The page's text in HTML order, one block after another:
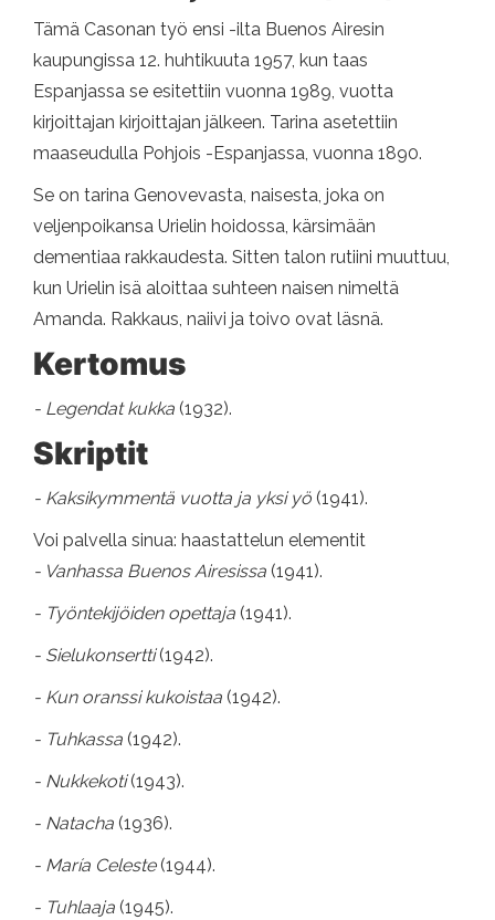
Tämä Casonan työ ensi -ilta Buenos Airesin
kaupungissa 12. huhtikuuta 1957, kun taas
Espanjassa se esitettiin vuonna 1989, vuotta
kirjoittajan kirjoittajan jälkeen. Tarina asetettiin
maaseudulla Pohjois -Espanjassa, vuonna 1890.
Se on tarina Genovevasta, naisesta, joka on
veljenpoikansa Urielin hoidossa, kärsimään
dementiaa rakkaudesta. Sitten talon rutiini muuttuu,
kun Urielin isä aloittaa suhteen naisen nimeltä
Amanda. Rakkaus, naiivi ja toivo ovat läsnä.
Kertomus
- Legendat kukka (1932).
Skriptit
- Kaksikymmentä vuotta ja yksi yö (1941).
Voi palvella sinua: haastattelun elementit
- Vanhassa Buenos Airesissa (1941).
- Työntekijöiden opettaja (1941).
- Sielukonsertti(1942).
- Kun oranssi kukoistaa (1942).
- Tuhkassa (1942).
- Nukkekoti(1943).
- Natacha (1936).
- María Celeste (1944).
- Tuhlaaja (1945).